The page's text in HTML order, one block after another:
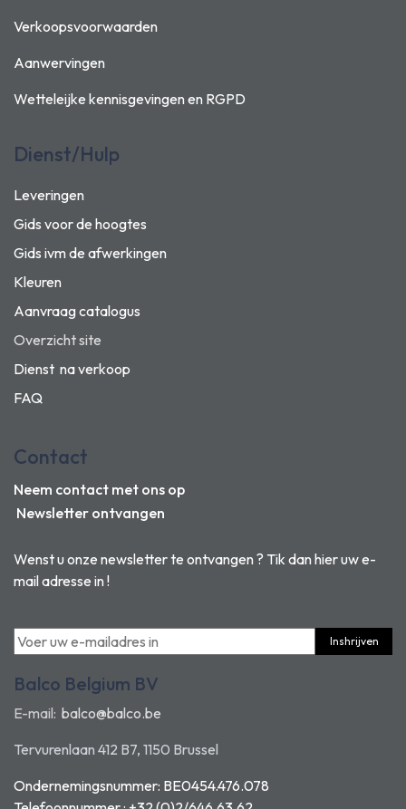
Verkoopsvoorwaarden
Aanwervingen
Wetteleijke kennisgevingen en RGPD
Dienst/Hulp
Leveringen
Gids voor de hoogtes
Gids ivm de afwerkingen
Kleuren
Aanvraag catalogus
Overzicht site
Dienst na verkoop
FAQ
Wenst u onze newsletter te ontvangen ? Tik dan hier uw e-
mail adresse in !
Inshrijven
Balco Belgium BV
E-mail: balco@balco.be
Tervurenlaan 412 B7, 1150 Brussel
Ondernemingsnummer: BE0454.476.078
Contact
Neem contact met ons op
Newsletter ontvangen